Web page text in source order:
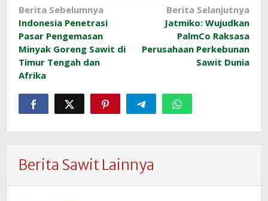
Navigasi
pos
Berita Sebelumnya
Indonesia Penetrasi
Pasar Pengemasan
Minyak Goreng Sawit di
Timur Tengah dan
Afrika
Berita Selanjutnya
Jatmiko: Wujudkan
PalmCo Raksasa
Perusahaan Perkebunan
Sawit Dunia
Berita Sawit Lainnya